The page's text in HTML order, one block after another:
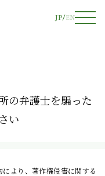
JP EN
の弁護士を騙った
い
より、著作権侵害に関する